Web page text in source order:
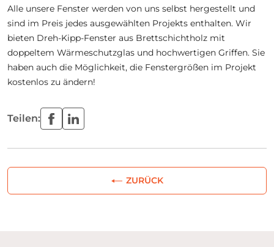
Alle unsere Fenster werden von uns selbst hergestellt und
sind im Preis jedes ausgewählten Projekts enthalten. Wir
bieten Dreh-Kipp-Fenster aus Brettschichtholz mit
doppeltem Wärmeschutzglas und hochwertigen Griffen. Sie
haben auch die Möglichkeit, die Fenstergrößen im Projekt
kostenlos zu ändern!
Teilen:
ZURÜCK